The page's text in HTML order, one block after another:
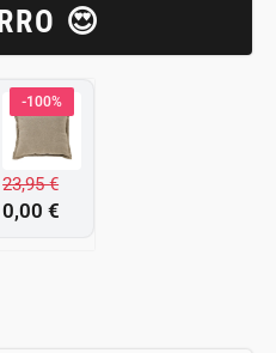
😍
-100%
23,95€
0,00€